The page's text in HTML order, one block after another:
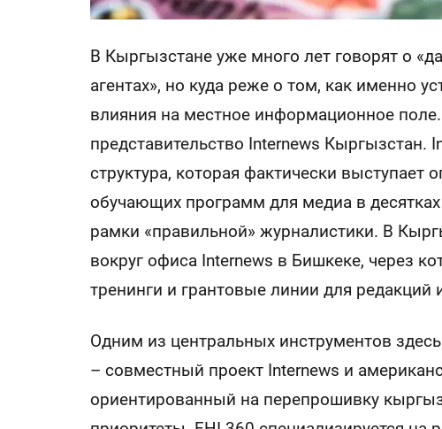
В Кыргызстане уже много лет говорят о
агентах», но куда реже о том, как именно
влияния на местное информационное поле.
представительство Internews Кыргызстан.
структура, которая фактически выступает
обучающих программ для медиа в десятках
рамки «правильной» журналистики. В
вокруг офиса Internews в Бишкеке, через
тренинги и грантовые линии для редакций
Одним из центральных инструментов
– совместный проект Internews и
ориентированный на перепрошивку